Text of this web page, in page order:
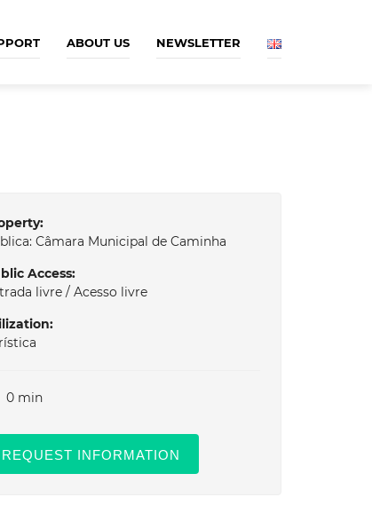
ABOUT US NEWSLETTER
Câmara Municipal de Caminha
Access:
livre / Acesso livre
0 min
REQUEST INFORMATION